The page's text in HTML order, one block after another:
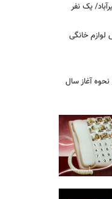
یک نفر
فروش لوازم خانگی
آغاز سال